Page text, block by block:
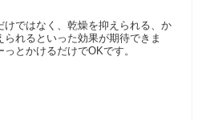
ではなく、乾燥を抑えられる、か
れるといった効果が期待できま
とかけるだけでOKです。